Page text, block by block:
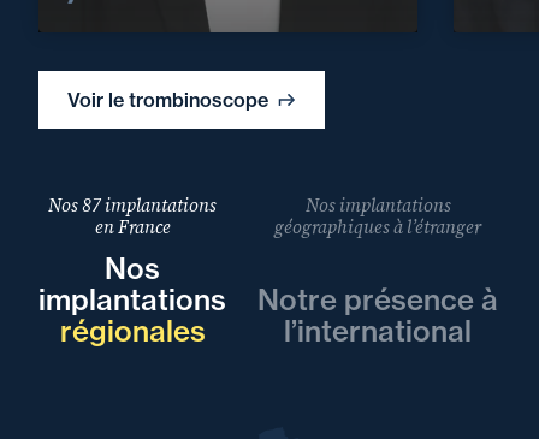
Voir le trombinoscope
Nos 87 implantations
en France
Nos
implantations
régionales
Nos implantations
géographiques à l’étranger
Notre présence à
l’international